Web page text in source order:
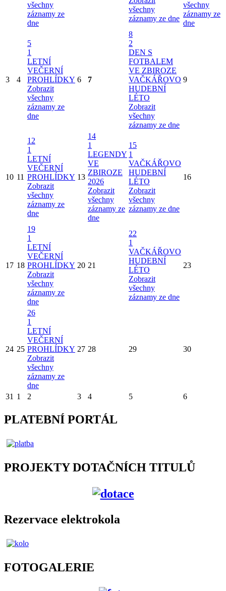
všechny
záznamy ze
dne
všechny
záznamy ze dne
všechny
záznamy ze
dne
3 4
5
1
LETNÍ
VEČERNÍ
PROHLÍDKY
Zobrazit
všechny
záznamy ze
dne
6 7
8
2
DEN S
FOTBALEM
VE ZBIROZE
VAČKÁŘOVO
HUDEBNÍ
LÉTO
Zobrazit
všechny
záznamy ze dne
9
10 11
12
1
LETNÍ
VEČERNÍ
PROHLÍDKY
Zobrazit
všechny
záznamy ze
dne
13
14
1
LEGENDY
VE
ZBIROZE
2026
Zobrazit
všechny
záznamy ze
dne
15
1
VAČKÁŘOVO
HUDEBNÍ
LÉTO
Zobrazit
všechny
záznamy ze dne
16
17 18
19
1
LETNÍ
VEČERNÍ
PROHLÍDKY
Zobrazit
všechny
záznamy ze
dne
20 21
22
1
VAČKÁŘOVO
HUDEBNÍ
LÉTO
Zobrazit
všechny
záznamy ze dne
23
24 25
26
1
LETNÍ
VEČERNÍ
PROHLÍDKY
Zobrazit
všechny
záznamy ze
dne
27 28 29 30
31 1 2 3 4 5 6
PLATEBNÍ PORTÁL
PROJEKTY DOTAČNÍCH TITULŮ
Rezervace elektrokola
FOTOGALERIE